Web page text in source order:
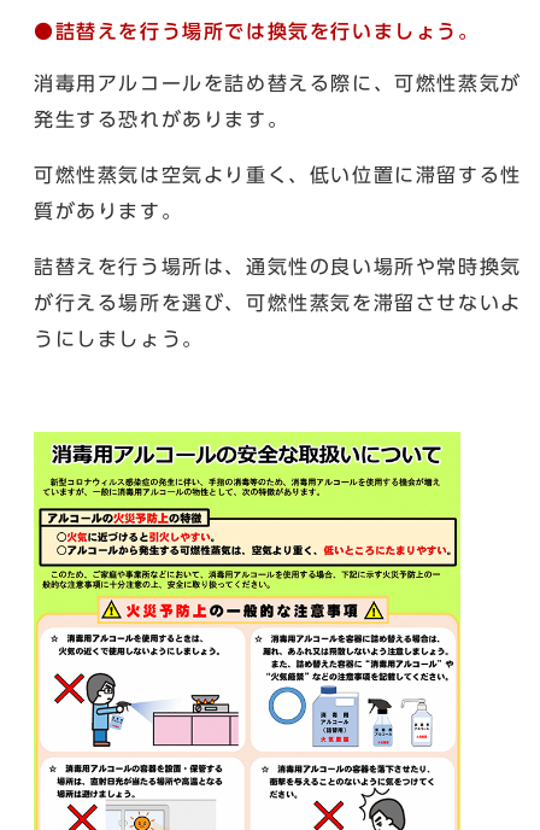
●詰替えを行う場所では換気を行いましょう。
消毒用アルコールを詰め替える際に、可燃性蒸気が
発生する恐れがあります。
可燃性蒸気は空気より重く、低い位置に滞留する性
質があります。
詰替えを行う場所は、通気性の良い場所や常時換気
が行える場所を選び、可燃性蒸気を滞留させないよ
うにしましょう。